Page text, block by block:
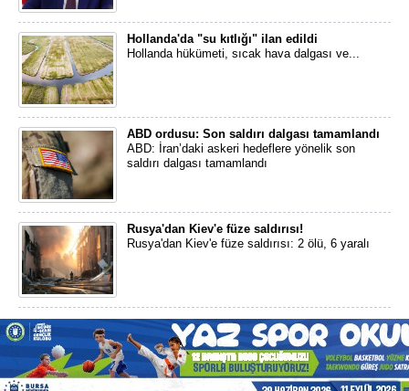
Hollanda'da "su kıtlığı" ilan edildi
Hollanda hükümeti, sıcak hava dalgası ve...
ABD ordusu: Son saldırı dalgası tamamlandı
ABD: İran’daki askeri hedeflere yönelik son
saldırı dalgası tamamlandı
Rusya'dan Kiev'e füze saldırısı!
Rusya'dan Kiev'e füze saldırısı: 2 ölü, 6 yaralı